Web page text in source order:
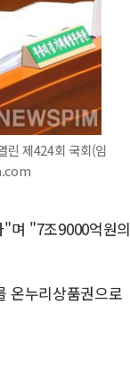
린 제424회 국회(임
며 "7조9000억원의
온누리상품권으로